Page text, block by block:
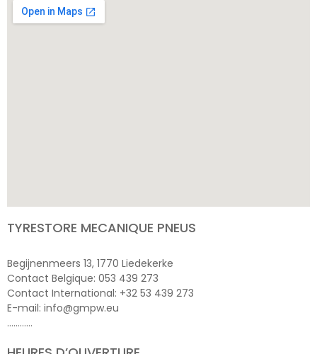
TYRESTORE MECANIQUE PNEUS
Begijnenmeers 13, 1770 Liedekerke
Contact Belgique: 053 439 273
Contact International: +32 53 439 273
E-mail: info@gmpw.eu
…………